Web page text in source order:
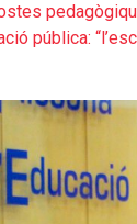
pública: